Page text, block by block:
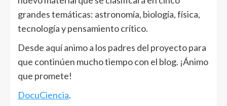
grandes temáticas: astronomía, biología, física,
tecnología y pensamiento crítico.
Desde aquí animo a los padres del proyecto para
que continúen mucho tiempo con el blog. ¡Ánimo
que promete!
DocuCiencia.